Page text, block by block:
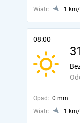
Wiatr: 1
08:00
Opad: 0 mm
Wiatr:
1